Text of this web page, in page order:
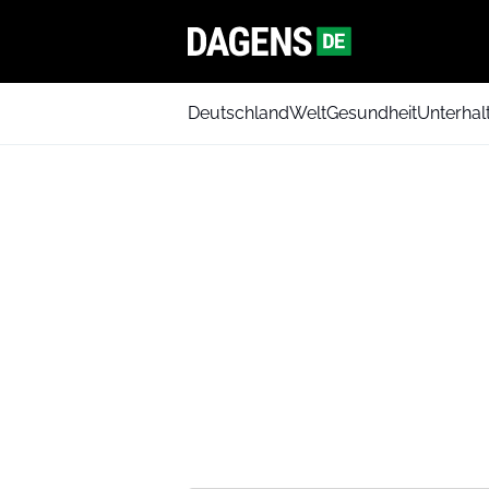
DeutschlandWeltGesundheit